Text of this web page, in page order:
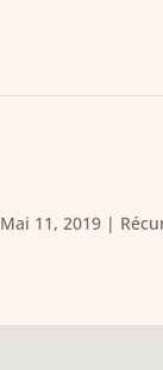
Mai 11, 2019|